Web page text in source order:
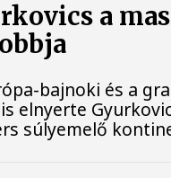
a
bajnoki és a
elnyerte
súlyemelő